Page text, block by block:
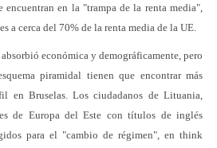
en la "trampa de la renta media",
a cerca del 70% de la renta media de la UE.
económica y demográficamente, pero
piramidal tienen que encontrar más
en Bruselas. Los ciudadanos de Lituania,
de Europa del Este con títulos de inglés
para el "cambio de régimen", en think